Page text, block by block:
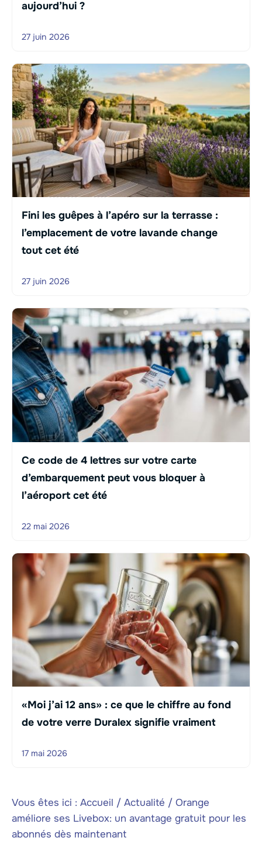
aujourd’hui ?
27 juin 2026
Fini les guêpes à l’apéro sur la terrasse :
l’emplacement de votre lavande change
tout cet été
27 juin 2026
Ce code de 4 lettres sur votre carte
d’embarquement peut vous bloquer à
l’aéroport cet été
22 mai 2026
«Moi j’ai 12 ans» : ce que le chiffre au fond
de votre verre Duralex signifie vraiment
17 mai 2026
Vous êtes ici : Accueil / Actualité / Orange
améliore ses Livebox: un avantage gratuit pour les
abonnés dès maintenant